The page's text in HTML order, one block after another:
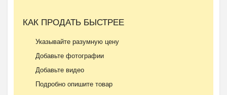
КАК ПРОДАТЬ БЫСТРЕЕ
Указывайте разумную цену
Добавьте фотографии
Добавьте видео
Подробно опишите товар